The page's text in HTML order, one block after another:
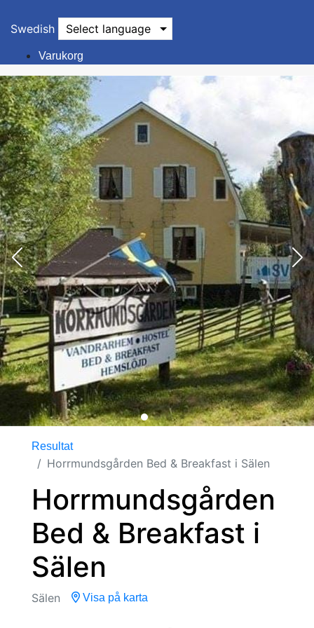
Swedish Select language
Varukorg
Resultat
Horrmundsgården Bed & Breakfast i Sälen
Horrmundsgården
Bed & Breakfast i
Sälen
Sälen Visa på karta